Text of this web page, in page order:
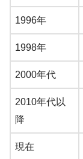
1996年
1998年
2000年代
2010年代以
降
現在